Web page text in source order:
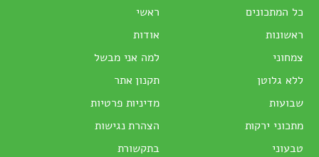
כל המתכונים
ראשונות
צמחוני
ללא גלוטן
שבועות
מתכוני ירקות
טבעוני
ראשי
אודות
למה אני מבשל
תקנון אתר
מדיניות פרטיות
הצהרת נגישות
בתקשורת